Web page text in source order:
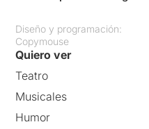
Diseño y programación:
Copymouse
Quiero ver
Teatro
Musicales
Humor